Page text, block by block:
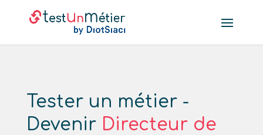
Tester un métier -
Devenir Directeur de